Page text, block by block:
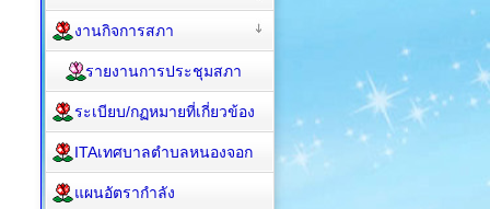
งานกิจการสภา
รายงานการประชุมสภา
ระเบียบ/กฏหมายที่เกี่ยวข้อง
ITAเทศบาลตำบลหนองจอก
แผนอัตรากำลัง